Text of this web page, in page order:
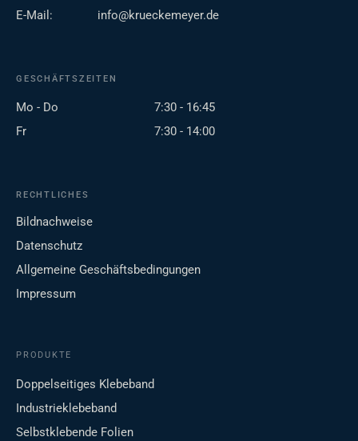
E-Mail:
info@krueckemeyer.de
GESCHÄFTSZEITEN
Mo - Do
7:30 - 16:45
Fr
7:30 - 14:00
RECHTLICHES
Bildnachweise
Datenschutz
Allgemeine Geschäftsbedingungen
Impressum
PRODUKTE
Doppelseitiges Klebeband
Industrieklebeband
Selbstklebende Folien